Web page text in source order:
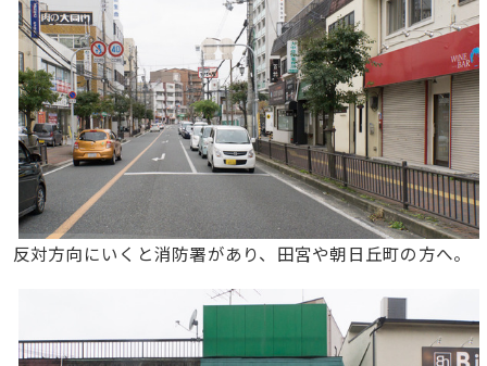
反対方向にいくと消防署があり、田宮や朝日丘町の方へ。